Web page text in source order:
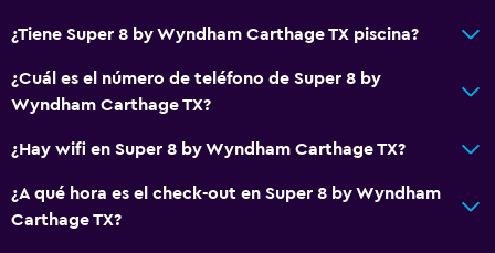
¿Tiene Super 8 by Wyndham Carthage TX piscina?
¿Cuál es el número de teléfono de Super 8 by
Wyndham Carthage TX?
¿Hay wifi en Super 8 by Wyndham Carthage TX?
¿A qué hora es el check-out en Super 8 by Wyndham
Carthage TX?